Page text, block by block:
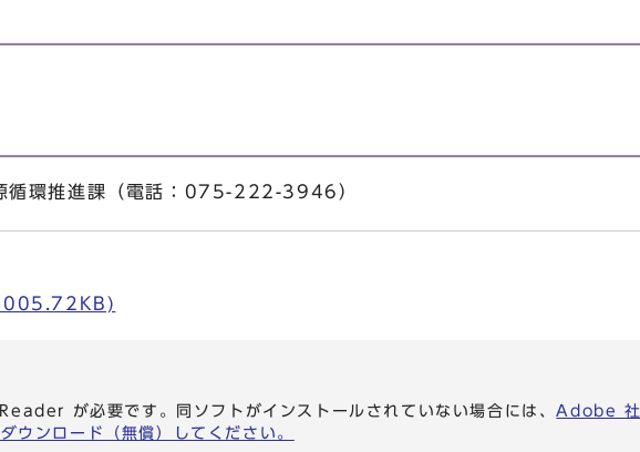
循環推進課（電話：075-222-3946）
が必要です。同ソフトがインストールされていない場合には、Adobe 社
ンロード（無償）してください。